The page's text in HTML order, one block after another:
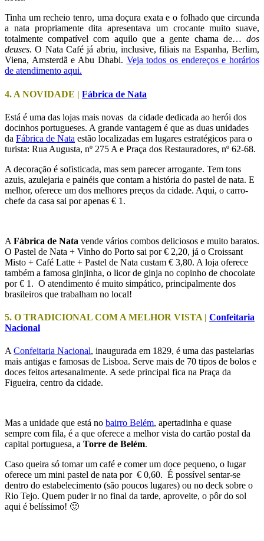
Tinha um recheio tenro, uma doçura exata e o folhado que circunda
a nata propriamente dita apresentava um crocante muito suave,
totalmente compatível com aquilo que a gente chama de… dos
deuses. O Nata Café já abriu, inclusive, filiais na Espanha, Berlim,
Viena, Amsterdã e Abu Dhabi. Veja todos os endereços e horários
de atendimento aqui.
4. A NOVIDADE | Fábrica de Nata
Está é uma das lojas mais novas da cidade dedicada ao herói dos
docinhos portugueses. A grande vantagem é que as duas unidades
da Fábrica de Nata estão localizadas em lugares estratégicos para o
turista: Rua Augusta, nº 275 A e Praça dos Restauradores, nº 62-68.
A decoração é sofisticada, mas sem parecer arrogante. Tem tons
azuis, azulejaria e painéis que contam a história do pastel de nata. E
melhor, oferece um dos melhores preços da cidade. Aqui, o carro-
chefe da casa sai por apenas € 1.
A Fábrica de Nata vende vários combos deliciosos e muito baratos.
O Pastel de Nata + Vinho do Porto sai por € 2,20, já o Croissant
Misto + Café Latte + Pastel de Nata custam € 3,80. A loja oferece
também a famosa ginjinha, o licor de ginja no copinho de chocolate
por € 1. O atendimento é muito simpático, principalmente dos
brasileiros que trabalham no local!
5. O TRADICIONAL COM A MELHOR VISTA | Confeitaria
Nacional
AConfeitaria Nacional, inaugurada em 1829, é uma das pastelarias
mais antigas e famosas de Lisboa. Serve mais de 70 tipos de bolos e
doces feitos artesanalmente. A sede principal fica na Praça da
Figueira, centro da cidade.
Mas a unidade que está no bairro Belém, apertadinha e quase
sempre com fila, é a que oferece a melhor vista do cartão postal da
capital portuguesa, a Torre de Belém.
Caso queira só tomar um café e comer um doce pequeno, o lugar
oferece um mini pastel de nata por € 0,60. É possível sentar-se
dentro do estabelecimento (são poucos lugares) ou no deck sobre o
Rio Tejo. Quem puder ir no final da tarde, aproveite, o pôr do sol
aqui é belíssimo! 🙂